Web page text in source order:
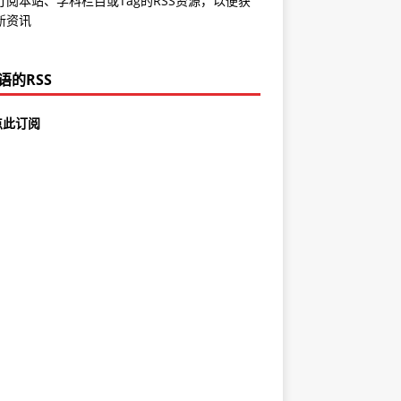
资讯
的RSS
订阅